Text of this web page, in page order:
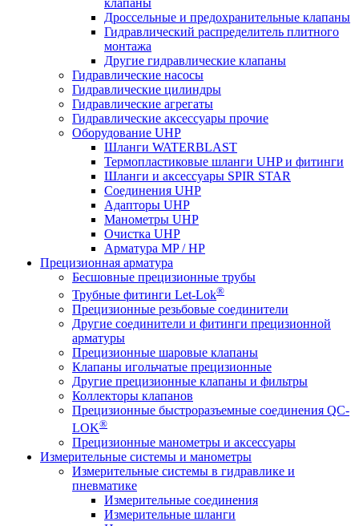
Дроссельные и предохранительные клапаны
Гидравлический распределитель плитного
монтажа
Другие гидравлические клапаны
Гидравлические насосы
Гидравлические цилиндры
Гидравлические агрегаты
Гидравлические аксессуары прочие
Оборудование UHP
Шланги WATERBLAST
Термопластиковые шланги UHP и фитинги
Шланги и аксессуары SPIR STAR
Соединения UHP
Адапторы UHP
Манометры UHP
Очистка UHP
Арматура MP / HP
Прецизионная арматура
Бесшовные прецизионные трубы
Трубные фитинги Let-Lok®
Прецизионные резьбовые соединители
Другие соединители и фитинги прецизионной
арматуры
Прецизионные шаровые клапаны
Клапаны игольчатые прецизионные
Другие прецизионные клапаны и фильтры
Коллекторы клапанов
Прецизионные быстроразъемные соединения QC-
LOK®
Прецизионные манометры и аксессуары
Измерительные системы и манометры
Измерительные системы в гидравлике и
пневматике
Измерительные соединения
Измерительные шланги